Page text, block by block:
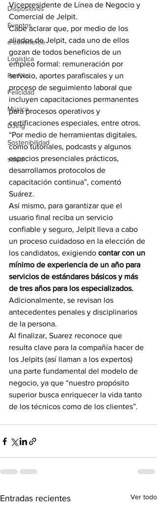
Dispositivos
Eventos
e-commerce
Logística
Perfiles
Felicidad
Música
DJing
Sostenibilidad
salud
Vicepresidente de Línea de Negocio y
Comercial de Jelpit.
Cabe aclarar que, por medio de los
aliados de Jelpit, cada uno de ellos
gozan de todos beneficios de un
empleo formal: remuneración por
servicio, aportes parafiscales y un
proceso de seguimiento laboral que
incluyen capacitaciones permanentes
para procesos operativos y
certificaciones especiales, entre otros.
“Por medio de herramientas digitales,
como tutoriales, podcasts y algunos
espacios presenciales prácticos,
desarrollamos protocolos de
capacitación continua”, comentó
Suárez.
Así mismo, para garantizar que el
usuario final reciba un servicio
confiable y seguro, Jelpit lleva a cabo
un proceso cuidadoso en la elección de
los candidatos, exigiendo contar con un
mínimo de experiencia de un año para
servicios de estándares básicos y más
de tres años para los especializados.
Adicionalmente, se revisan los
antecedentes penales y disciplinarios
de la persona.
Al finalizar, Suarez reconoce que
resulta clave para la compañía hacer de
los Jelpits (así llaman a los expertos)
una parte fundamental del modelo de
negocio, ya que “nuestro propósito
superior busca enriquecer la vida tanto
de los técnicos como de los clientes”.
Entradas recientes Ver todo